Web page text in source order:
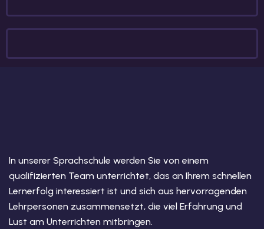
In unserer Sprachschule werden Sie von einem
qualifizierten Team unterrichtet, das an Ihrem schnellen
Lernerfolg interessiert ist und sich aus hervorragenden
Lehrpersonen zusammensetzt, die viel Erfahrung und
Lust am Unterrichten mitbringen.